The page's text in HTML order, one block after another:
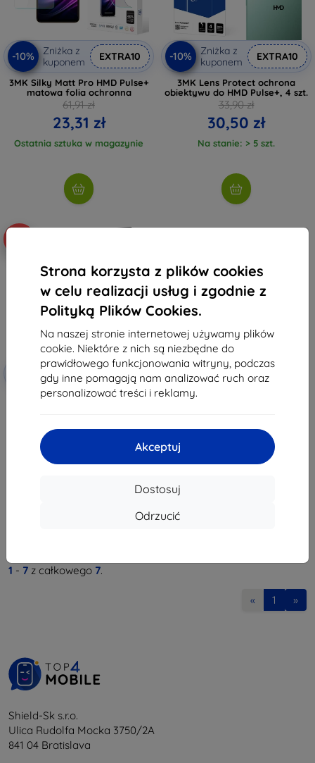
Strona korzysta z plików cookies
w celu realizacji usług i zgodnie z
Polityką Plików Cookies.
Na naszej stronie internetowej używamy plików
cookie. Niektóre z nich są niezbędne do
prawidłowego funkcjonowania witryny, podczas
gdy inne pomagają nam analizować ruch oraz
personalizować treści i reklamy.
Akceptuj
Dostosuj
Odrzucić
-10%
Zniżka z
kuponem
EXTRA10
3MK Silky Matt Pro HMD Pulse+
matowa folia ochronna
61,91 zł
23,31 zł
Ostatnia sztuka w magazynie
-10%
Zniżka z
kuponem
EXTRA10
3MK Lens Protect ochrona
obiektywu do HMD Pulse+, 4 szt.
33,90 zł
30,50 zł
Na stanie: > 5 szt.
Zniżka z
kuponem
EXTRA10
3MK FlexibleGlass HMD Pulse+
Na stanie: > 5 szt.
1 - 7 z całkowego 7.
« 1 »
Shield-Sk s.r.o.
Ulica Rudolfa Mocka 3750/2A
841 04 Bratislava